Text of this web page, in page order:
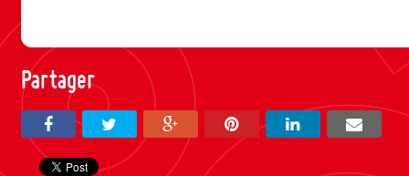
Partager